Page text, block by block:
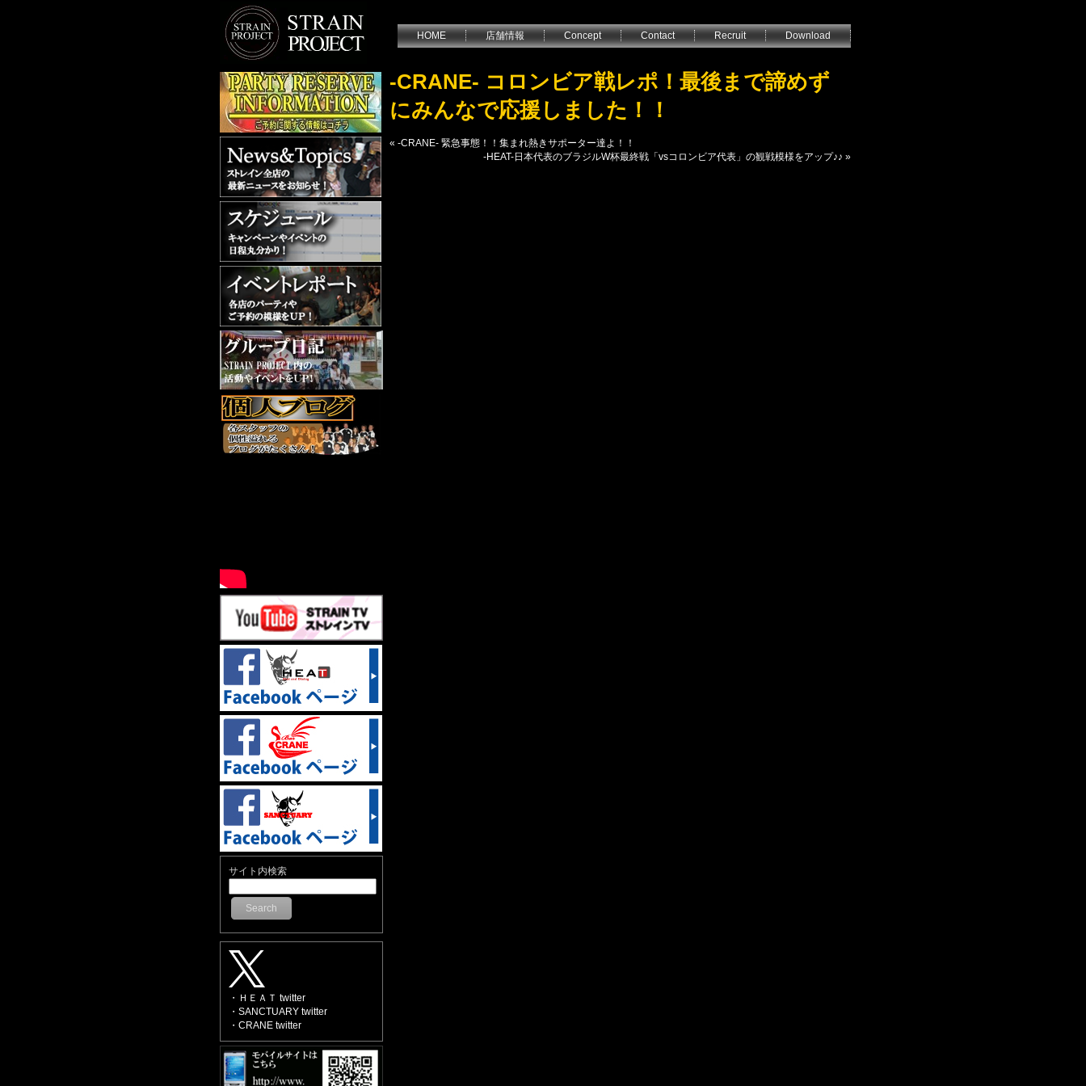
HOME 店舗情報 Concept Contact Recruit Download
サイト内検索
Search
・ＨＥＡＴ twitter
・SANCTUARY twitter
・CRANE twitter
-CRANE- コロンビア戦レポ！最後まで諦めず
にみんなで応援しました！！
« -CRANE- 緊急事態！！集まれ熱きサポーター達よ！！
-HEAT-日本代表のブラジルW杯最終戦「vsコロンビア代表」の観戦模様をアップ♪♪ »